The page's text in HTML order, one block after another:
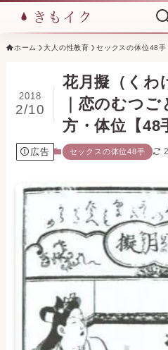
ホーム 大人の性教育 セックスの体位48手
花月擬（くわ
｜恋のむつ
方・体位【48
2018
2/10
広告 セックスの体位48手